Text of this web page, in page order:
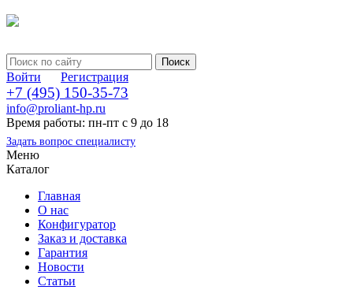
Войти Регистрация
+7 (495) 150-35-73
info@proliant-hp.ru
Время работы: пн-пт с 9 до 18
Задать вопрос специалисту
Меню
Каталог
Главная
О нас
Конфигуратор
Заказ и доставка
Гарантия
Новости
Статьи